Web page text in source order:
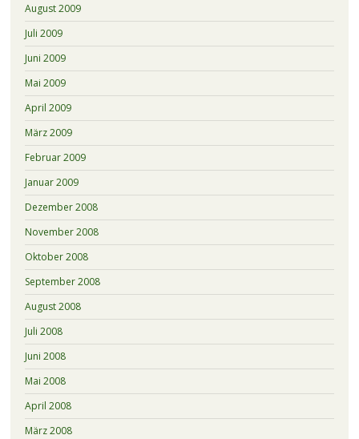
August 2009
Juli 2009
Juni 2009
Mai 2009
April 2009
März 2009
Februar 2009
Januar 2009
Dezember 2008
November 2008
Oktober 2008
September 2008
August 2008
Juli 2008
Juni 2008
Mai 2008
April 2008
März 2008